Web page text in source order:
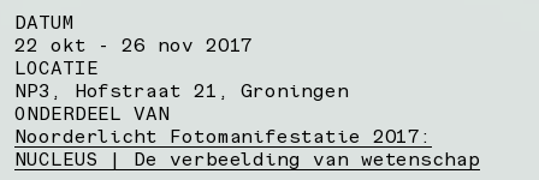
DATUM
22 okt - 26 nov 2017
LOCATIE
NP3, Hofstraat 21, Groningen
ONDERDEEL VAN
Noorderlicht Fotomanifestatie 2017:
NUCLEUS | De verbeelding van wetenschap